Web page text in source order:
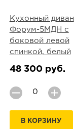
Кухонный диван
Форум-5МДН с
боковой левой
спинкой, белый
48 300 руб.
В КОРЗИНУ